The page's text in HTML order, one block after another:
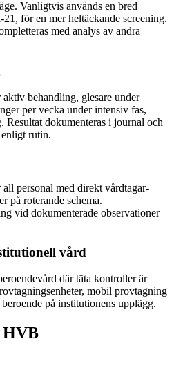
Vanligtvis används en bred
för en mer heltäckande screening.
med analys av andra
behandling, glesare under
per vecka under intensiv fas,
Resultat dokumenteras i journal och
enligt rutin.
personal med direkt vårdtagar-
på roterande schema.
vid dokumenterade observationer
vård
där täta kontroller är
mobil provtagning
på institutionens upplägg.
HVB